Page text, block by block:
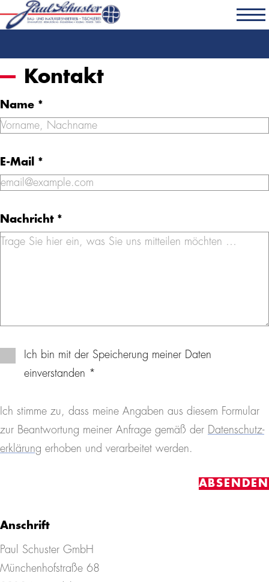
Kontakt
Anschrift
Paul Schuster GmbH
München­hof­straße 68
Name *
E-Mail *
Nachricht *
Ich bin mit der Speicherung meiner Daten
einverstanden *
Ich stimme zu, dass meine Angaben aus diesem Formular
zur Beantwortung meiner Anfrage gemäß der
Daten­schutz­
er­klä­rung erhoben und verarbeitet werden.
ABSENDEN